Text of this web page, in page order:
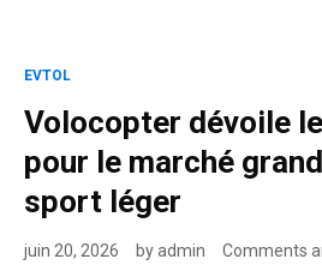
EVTOL
Volocopter dévoile
pour le marché
sport léger
juin 20, 2026 byadmin Comments